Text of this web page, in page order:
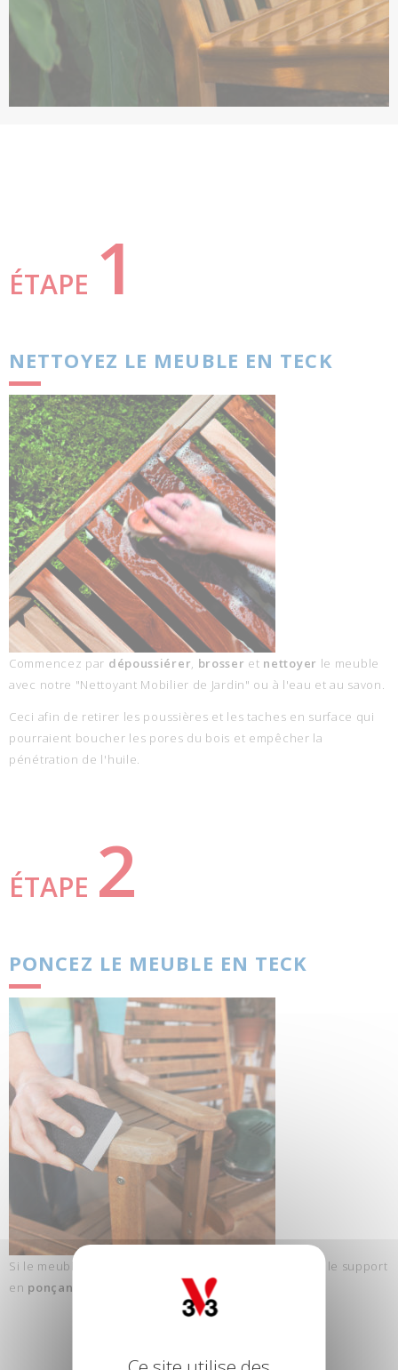
ÉTAPE 1
NETTOYEZ LE MEUBLE EN TECK
Commencez par dépoussiérer, brosser et nettoyer le meuble
avec notre "Nettoyant Mobilier de Jardin" ou à l'eau et au savon.
Ceci afin de retirer les poussières et les taches en surface qui
pourraient boucher les pores du bois et empêcher la
pénétration de l'huile.
ÉTAPE 2
PONCEZ LE MEUBLE EN TECK
Si le meuble en teck est très grisé ou taché, préparez le support
en ponçant avec un papier de verre grain fin.